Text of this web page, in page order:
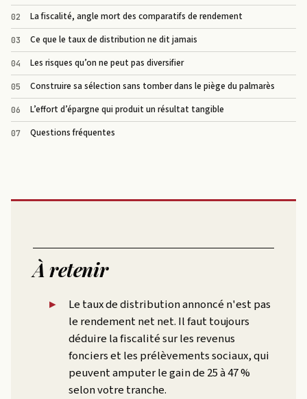
La fiscalité, angle mort des comparatifs de rendement
Ce que le taux de distribution ne dit jamais
Les risques qu’on ne peut pas diversifier
Construire sa sélection sans tomber dans le piège du palmarès
L’effort d’épargne qui produit un résultat tangible
Questions fréquentes
À retenir
Le taux de distribution annoncé n'est pas
le rendement net net. Il faut toujours
déduire la fiscalité sur les revenus
fonciers et les prélèvements sociaux, qui
peuvent amputer le gain de 25 à 47 %
selon votre tranche.